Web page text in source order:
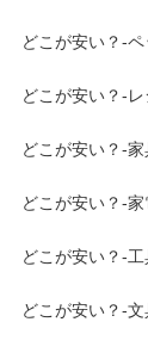
どこが安い？-
どこが安い？-
どこが安い？-家
どこが安い？-
どこが安い？-
どこが安い？-